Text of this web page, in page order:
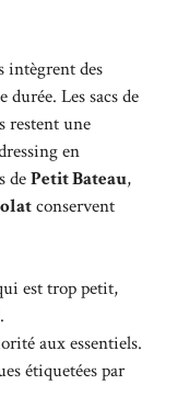
intègrent des
Les sacs de
restent une
en
dePetit Bateau,
conservent
est trop petit,
aux essentiels.
étiquetées par